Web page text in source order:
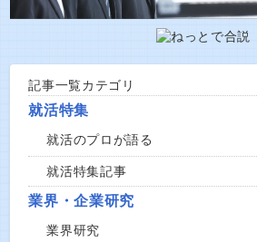
記事一覧カテゴリ
就活特集
就活のプロが語る
就活特集記事
業界・企業研究
業界研究